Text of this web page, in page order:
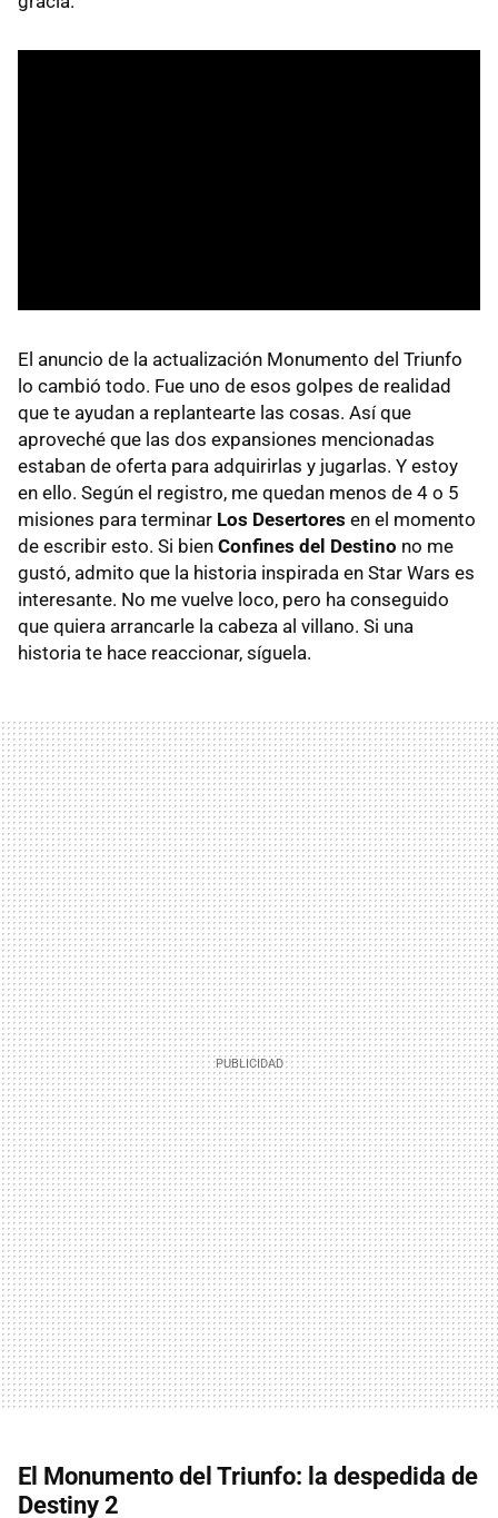
El anuncio de la actualización Monumento del Triunfo
lo cambió todo. Fue uno de esos golpes de realidad
que te ayudan a replantearte las cosas. Así que
aproveché que las dos expansiones mencionadas
estaban de oferta para adquirirlas y jugarlas. Y estoy
en ello. Según el registro, me quedan menos de 4 o 5
misiones para terminar Los Desertores en el momento
de escribir esto. Si bien Confines del Destino no me
gustó, admito que la historia inspirada en Star Wars es
interesante. No me vuelve loco, pero ha conseguido
que quiera arrancarle la cabeza al villano. Si una
historia te hace reaccionar, síguela.
El Monumento del Triunfo: la despedida de
Destiny 2